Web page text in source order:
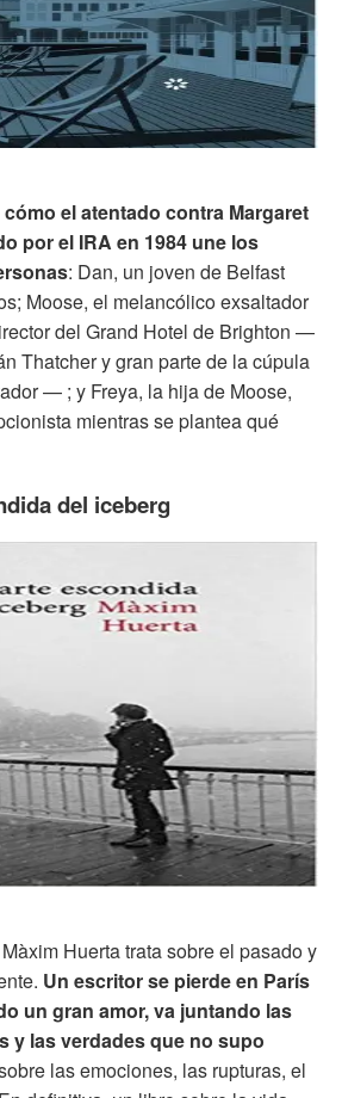
cómo el atentado contra Margaret
por el IRA en 1984 une los
: Dan, un joven de Belfast
Moose, el melancólico exsaltador
del Grand Hotel de Brighton —
Thatcher y gran parte de la cúpula
— ; y Freya, la hija de Moose,
mientras se plantea qué
del iceberg
Huerta trata sobre el pasado y
Un escritor se pierde en París
un gran amor, va juntando las
y las verdades que no supo
las emociones, las rupturas, el